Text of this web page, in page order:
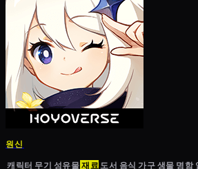
원신
캐릭터 무기 성유물재료도서 음식 가구생물 명함